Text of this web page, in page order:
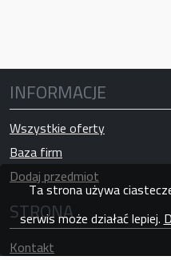
INFORMACJE
Wszystkie oferty
Baza firm
Dodaj przedmiot
STRONA
Kontakt
Ta strona używa
serwis może działać lepiej.